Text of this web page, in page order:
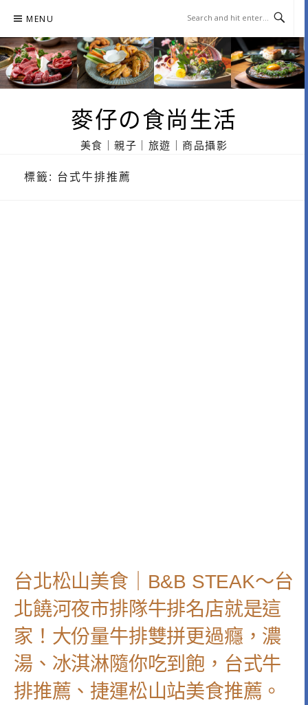
content
MENU
麥仔の食尚生活
美食｜親子｜旅遊｜商品攝影
標籤: 台式牛排推薦
台北松山美食｜B&B STEAK～台
北饒河夜市排隊牛排名店就是這
家！大份量牛排雙拼更過癮，濃
湯、冰淇淋隨你吃到飽，台式牛
排推薦、捷運松山站美食推薦。